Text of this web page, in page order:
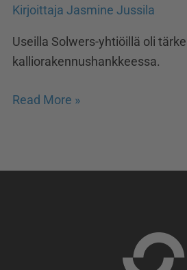
Kirjoittaja Jasmine Jussila
Useilla Solwers-yhtiöillä oli
kalliorakennushankkeessa.
Read More »